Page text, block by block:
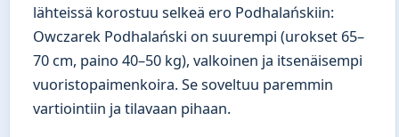
lähteissä korostuu selkeä ero Podhalańskiin:
Owczarek Podhalański on suurempi (urokset 65–
70 cm, paino 40–50 kg), valkoinen ja itsenäisempi
vuoristopaimenkoira. Se soveltuu paremmin
vartiointiin ja tilavaan pihaan.